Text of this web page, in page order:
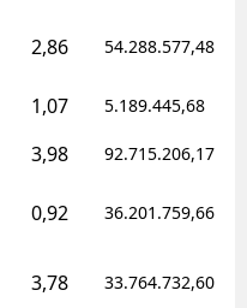
2,86 54.288.577,48
1,07 5.189.445,68
3,98 92.715.206,17
0,92 36.201.759,66
3,78 33.764.732,60